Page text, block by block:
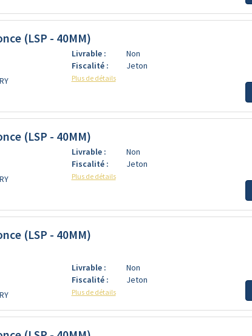
(LSP - 40MM)
Livrable :
Non
Fiscalité :
Jeton
Plus de détails
(LSP - 40MM)
Livrable :
Non
Fiscalité :
Jeton
Plus de détails
(LSP - 40MM)
Livrable :
Non
Fiscalité :
Jeton
Plus de détails